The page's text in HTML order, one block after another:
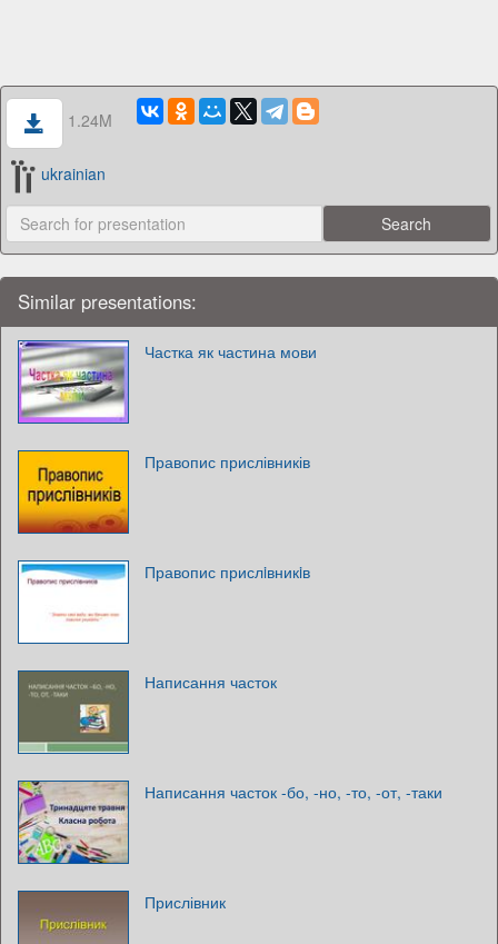
1.24M
ukrainian
Similar presentations:
Частка як частина мови
Правопис прислівників
Правопис прислiвникiв
Написання часток
Написання часток -бо, -но, -то, -от, -таки
Прислівник